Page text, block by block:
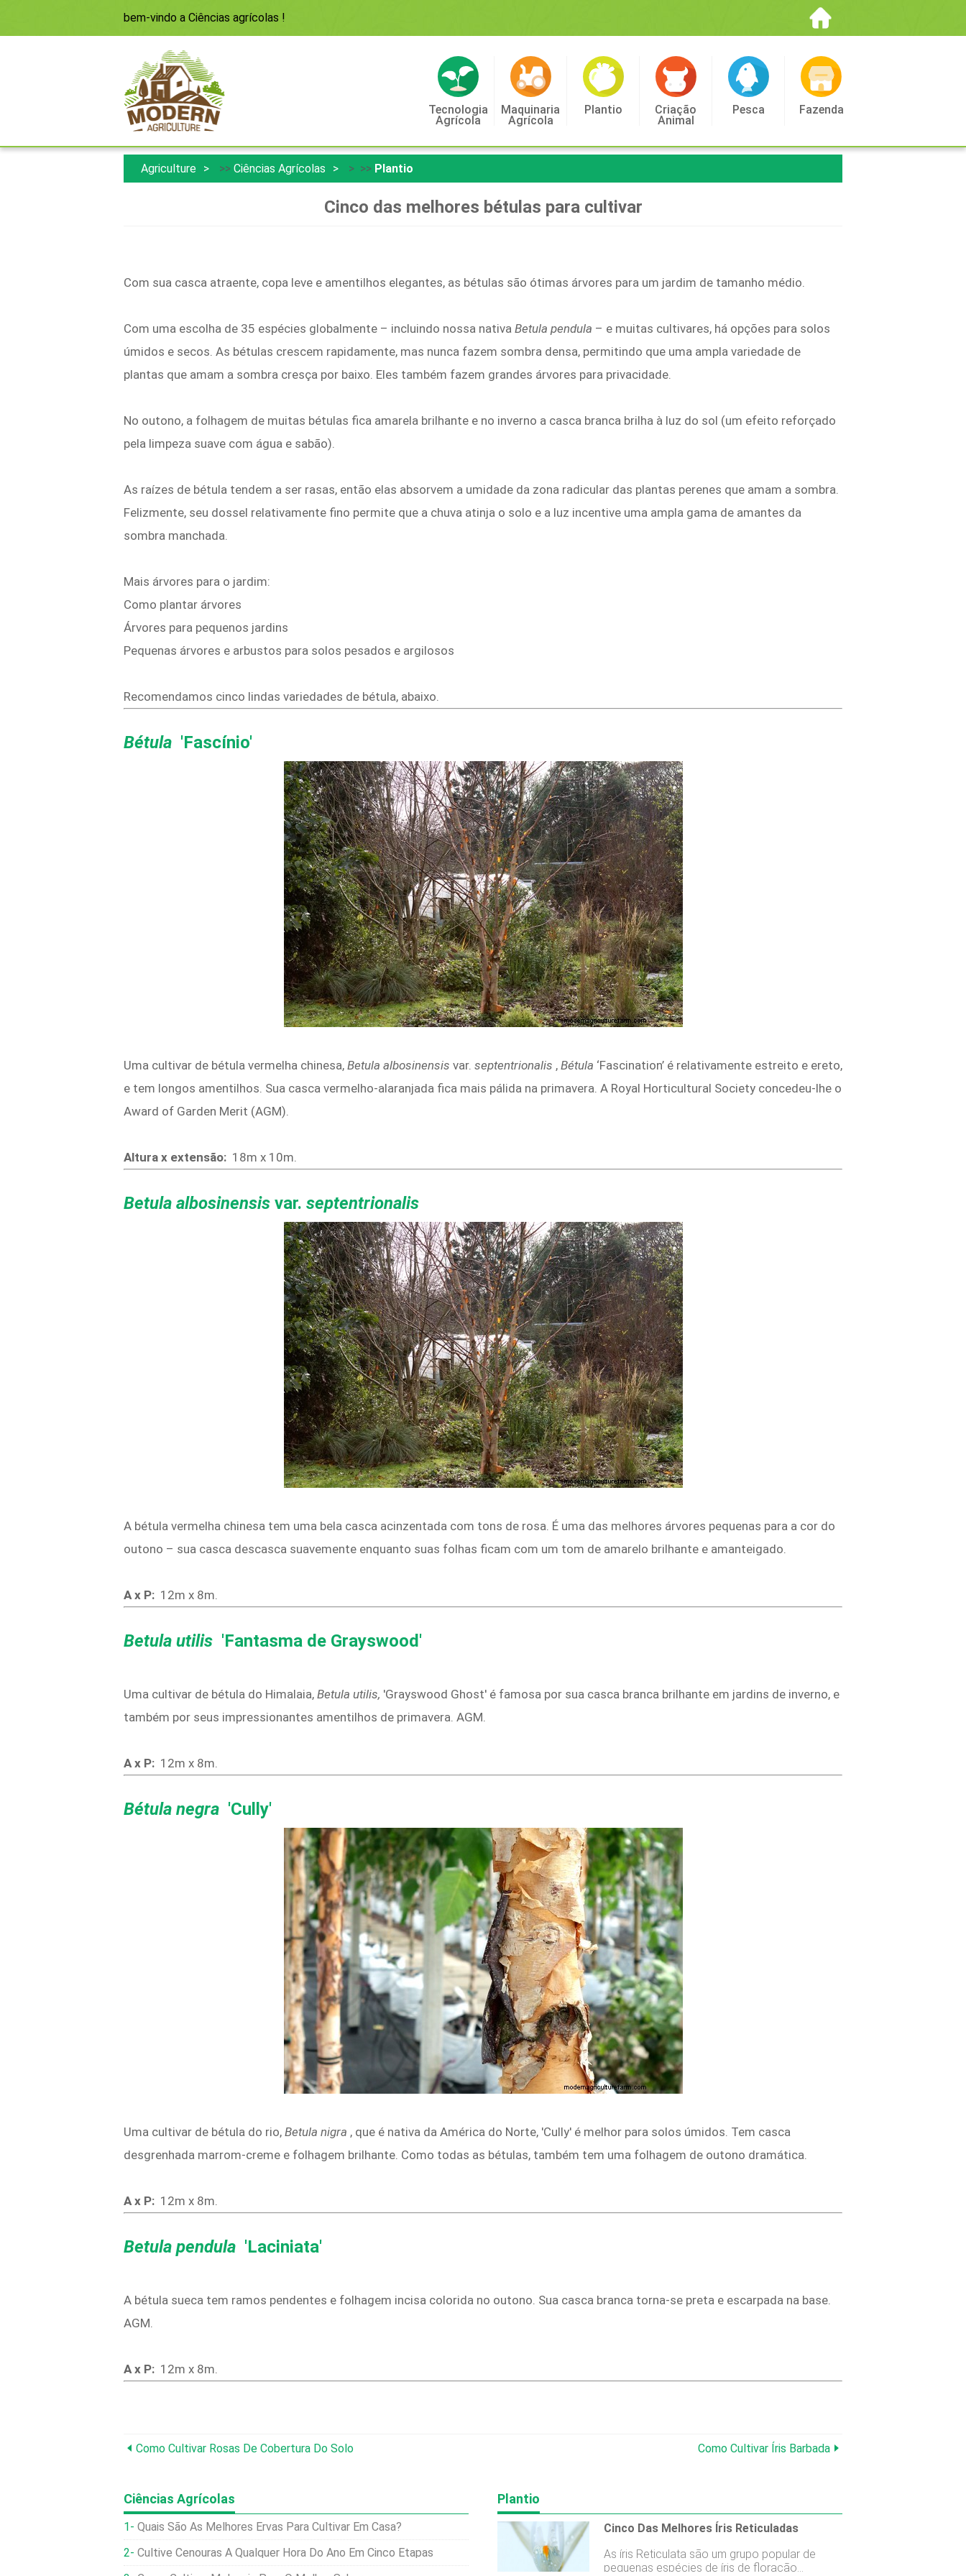
bem-vindo a Ciências agrícolas !
Tecnologia
Agrícola
Maquinaria
Agrícola
Plantio Criação
Animal
Pesca Fazenda
Agriculture >> Ciências Agrícolas > >> Plantio
Cinco das melhores bétulas para cultivar
Com sua casca atraente, copa leve e amentilhos elegantes, as bétulas são ótimas árvores para um jardim de tamanho médio.
Com uma escolha de 35 espécies globalmente – incluindo nossa nativa Betula pendula – e muitas cultivares, há opções para solos
úmidos e secos. As bétulas crescem rapidamente, mas nunca fazem sombra densa, permitindo que uma ampla variedade de
plantas que amam a sombra cresça por baixo. Eles também fazem grandes árvores para privacidade.
No outono, a folhagem de muitas bétulas fica amarela brilhante e no inverno a casca branca brilha à luz do sol (um efeito reforçado
pela limpeza suave com água e sabão).
As raízes de bétula tendem a ser rasas, então elas absorvem a umidade da zona radicular das plantas perenes que amam a sombra.
Felizmente, seu dossel relativamente fino permite que a chuva atinja o solo e a luz incentive uma ampla gama de amantes da
sombra manchada.
Mais árvores para o jardim:
Como plantar árvores
Árvores para pequenos jardins
Pequenas árvores e arbustos para solos pesados ​​e argilosos
Recomendamos cinco lindas variedades de bétula, abaixo.
Bétula 'Fascínio'
Uma cultivar de bétula vermelha chinesa, Betula albosinensis var. septentrionalis , Bétula ‘Fascination’ é relativamente estreito e ereto,
e tem longos amentilhos. Sua casca vermelho-alaranjada fica mais pálida na primavera. A Royal Horticultural Society concedeu-lhe o
Award of Garden Merit (AGM).
Altura x extensão: 18m x 10m.
Betula albosinensis var. septentrionalis
A bétula vermelha chinesa tem uma bela casca acinzentada com tons de rosa. É uma das melhores árvores pequenas para a cor do
outono – sua casca descasca suavemente enquanto suas folhas ficam com um tom de amarelo brilhante e amanteigado.
A x P: 12m x 8m.
Betula utilis 'Fantasma de Grayswood'
Uma cultivar de bétula do Himalaia, Betula utilis, 'Grayswood Ghost' é famosa por sua casca branca brilhante em jardins de inverno, e
também por seus impressionantes amentilhos de primavera. AGM.
A x P: 12m x 8m.
Bétula negra 'Cully'
Uma cultivar de bétula do rio, Betula nigra , que é nativa da América do Norte, 'Cully' é melhor para solos úmidos. Tem casca
desgrenhada marrom-creme e folhagem brilhante. Como todas as bétulas, também tem uma folhagem de outono dramática.
A x P: 12m x 8m.
Betula pendula 'Laciniata'
A bétula sueca tem ramos pendentes e folhagem incisa colorida no outono. Sua casca branca torna-se preta e escarpada na base.
AGM.
A x P: 12m x 8m.
Como Cultivar Rosas De Cobertura Do Solo Como Cultivar Íris Barbada
Ciências Agrícolas
Quais São As Melhores Ervas Para Cultivar Em Casa?
Cultive Cenouras A Qualquer Hora Do Ano Em Cinco Etapas
Plantio
Cinco Das Melhores Íris Reticuladas
As íris Reticulata são um grupo popular de
pequenas espécies de íris de floração